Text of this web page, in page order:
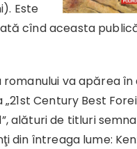
Este
cînd aceasta
romanului va apărea
„21st Century Best
alături de titluri
din întreaga lume: